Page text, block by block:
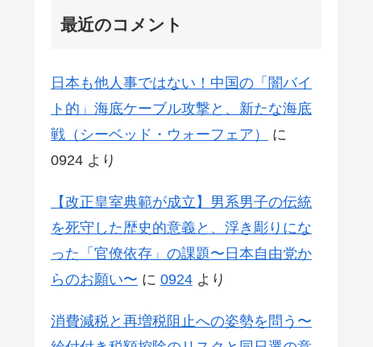
最近のコメント
日本も他人事ではない！中国の「闇バイ
ト的」海底ケーブル攻撃と、新たな海底
戦（シーベッド・ウォーフェア）
に
0924 より
【改正皇室典範が成立】男系男子の伝統
を死守した歴史的意義と、浮き彫りにな
った「官僚依存」の課題〜日本自由党か
らのお願い〜 に 0924 より
消費減税と再増税阻止への姿勢を問う〜